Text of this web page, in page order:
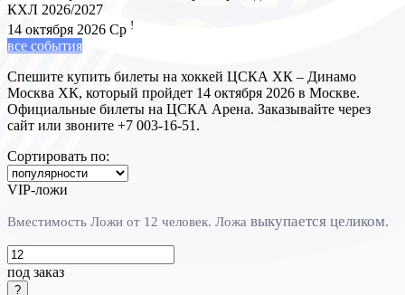
КХЛ 2026/2027
14 октября 2026 Ср !
все события
Спешите купить билеты на хоккей ЦСКА ХК – Динамо
Москва ХК, который пройдет 14 октября 2026 в Москве.
Официальные билеты на ЦСКА Арена. Заказывайте через
сайт или звоните +7 003-16-51.
Сортировать по:
VIP-ложи
Вместимость Ложи от 12 человек. Ложа выкупается целиком.
под заказ